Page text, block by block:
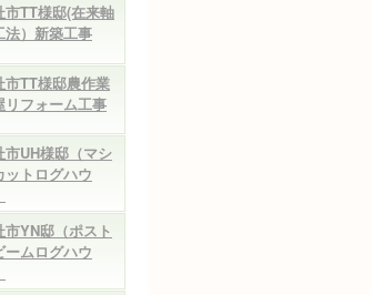
市TT様邸(在来軸
法）新築工事
市TT様邸農作業
リフォーム工事
市UH様邸（マシ
ットログハウ
市YN邸（ポスト
ームログハウ